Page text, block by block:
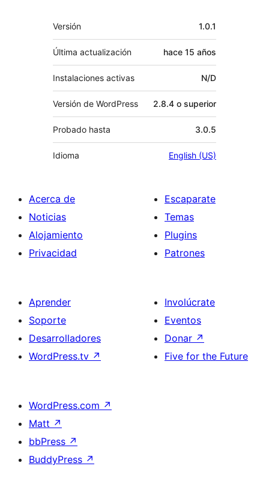
Meta
Versión 1.0.1
Última actualización hace 15 años
Instalaciones activas N/D
Versión de WordPress 2.8.4 o superior
Probado hasta 3.0.5
Idioma English (US)
Acerca de
Noticias
Alojamiento
Privacidad
Escaparate
Temas
Plugins
Patrones
Aprender
Soporte
Desarrolladores
WordPress.tv ↗
Involúcrate
Eventos
Donar ↗
Five for the Future
WordPress.com ↗
Matt ↗
bbPress ↗
BuddyPress ↗